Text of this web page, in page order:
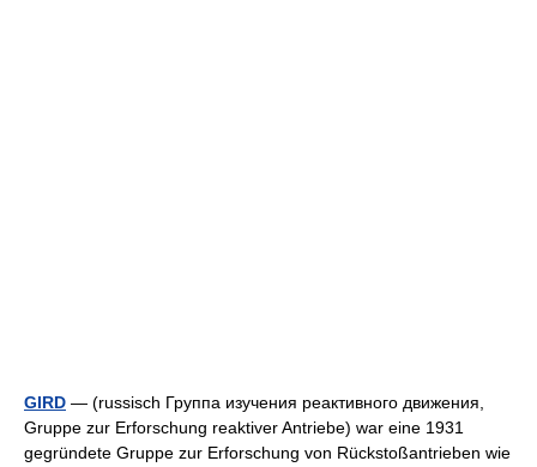
GIRD — (russisch Группа изучения реактивного движения,
Gruppe zur Erforschung reaktiver Antriebe) war eine 1931
gegründete Gruppe zur Erforschung von Rückstoßantrieben wie